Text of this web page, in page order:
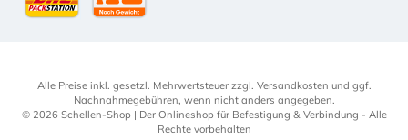
Alle Preise inkl. gesetzl. Mehrwertsteuer zzgl. Versandkosten und ggf.
Nachnahmegebühren, wenn nicht anders angegeben.
© 2026 Schellen-Shop | Der Onlineshop für Befestigung & Verbindung - Alle
Rechte vorbehalten